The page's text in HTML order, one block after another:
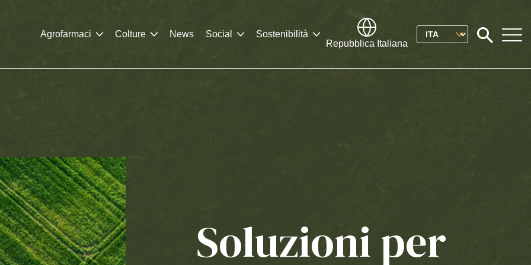
Agrofarmaci Colture News Social
Sostenibilità
Repubblica Italiana
Please
Click
modal
Soluzioni per